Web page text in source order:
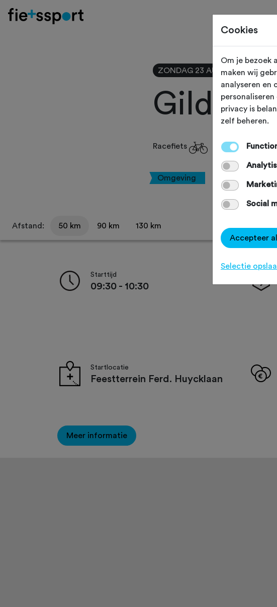
ZONDAG 23 AUG Soest
Racefiets Agenda
Omgeving
Afstand: 50 km 90 km 130 km
Starttijd
09:30 - 10:30
Startlocatie
Feestterrein Ferd. Huycklaan
Meer informatie
Cookies
Om je bezoek
maken wij
analyseren en
privacy is
zelf beheren.
Social
Accepteer
Selectie